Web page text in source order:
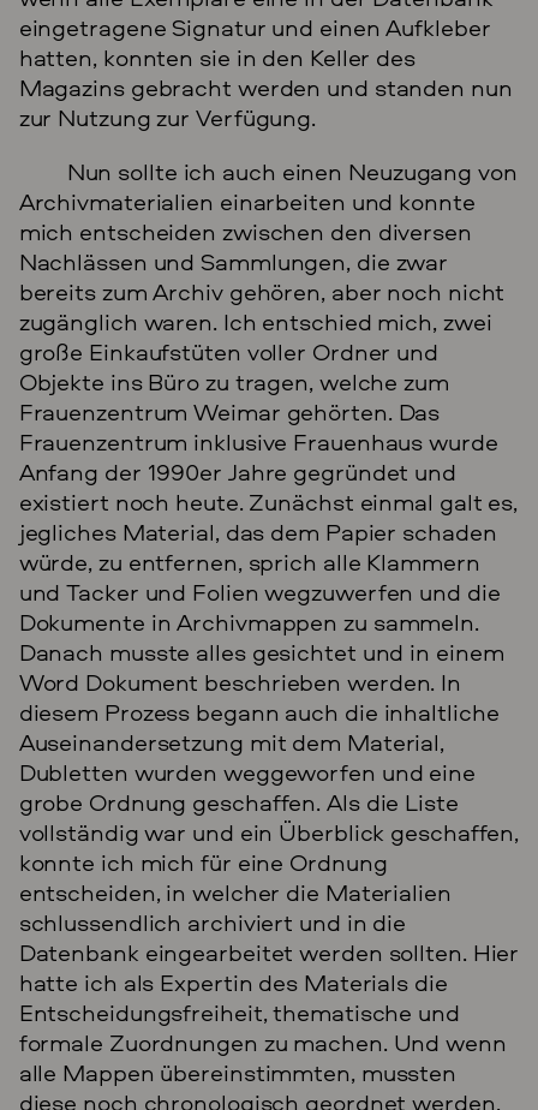
eingetragene Signatur und einen Aufkleber
hatten, konnten sie in den Keller des
Magazins gebracht werden und standen nun
zur Nutzung zur Verfügung.
Nun sollte ich auch einen Neuzugang von
Archivmaterialien einarbeiten und konnte
mich entscheiden zwischen den diversen
Nachlässen und Sammlungen, die zwar
bereits zum Archiv gehören, aber noch nicht
zugänglich waren. Ich entschied mich, zwei
große Einkaufstüten voller Ordner und
Objekte ins Büro zu tragen, welche zum
Frauenzentrum Weimar gehörten. Das
Frauenzentrum inklusive Frauenhaus wurde
Anfang der 1990er Jahre gegründet und
existiert noch heute. Zunächst einmal galt es,
jegliches Material, das dem Papier schaden
würde, zu entfernen, sprich alle Klammern
und Tacker und Folien wegzuwerfen und die
Dokumente in Archivmappen zu sammeln.
Danach musste alles gesichtet und in einem
Word Dokument beschrieben werden. In
diesem Prozess begann auch die inhaltliche
Auseinandersetzung mit dem Material,
Dubletten wurden weggeworfen und eine
grobe Ordnung geschaffen. Als die Liste
vollständig war und ein Überblick geschaffen,
konnte ich mich für eine Ordnung
entscheiden, in welcher die Materialien
schlussendlich archiviert und in die
Datenbank eingearbeitet werden sollten. Hier
hatte ich als Expertin des Materials die
Entscheidungsfreiheit, thematische und
formale Zuordnungen zu machen. Und wenn
alle Mappen übereinstimmten, mussten
diese noch chronologisch geordnet werden,